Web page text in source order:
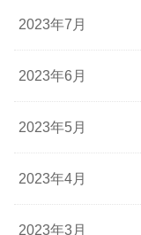
2023年7月
2023年6月
2023年5月
2023年4月
2023年3月